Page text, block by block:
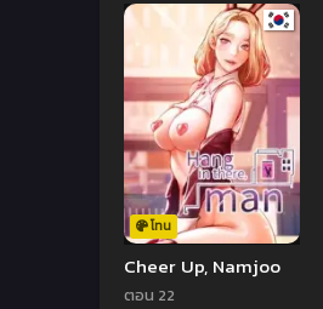
โทน
Cheer Up, Namjoo
ตอน 22